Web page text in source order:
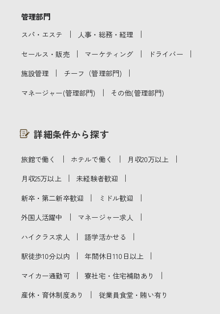
管理部門
スパ・エステ ｜ 人事・総務・経理 ｜
セールス・販売 ｜ マーケティング ｜ ドライバー ｜
施設管理 ｜ チーフ（管理部門) ｜
マネージャー(管理部門) ｜ その他(管理部門)
詳細条件から探す
旅館で働く ｜ ホテルで働く ｜ 月収20万以上 ｜
月収25万以上 ｜ 未経験者歓迎 ｜
新卒・第二新卒歓迎 ｜ ミドル歓迎 ｜
外国人活躍中 ｜ マネージャー求人 ｜
ハイクラス求人 ｜ 語学活かせる ｜
駅徒歩10分以内 ｜ 年間休日110日以上 ｜
マイカー通勤可 ｜ 寮社宅・住宅補助あり ｜
産休・育休制度あり ｜ 従業員食堂・賄い有り